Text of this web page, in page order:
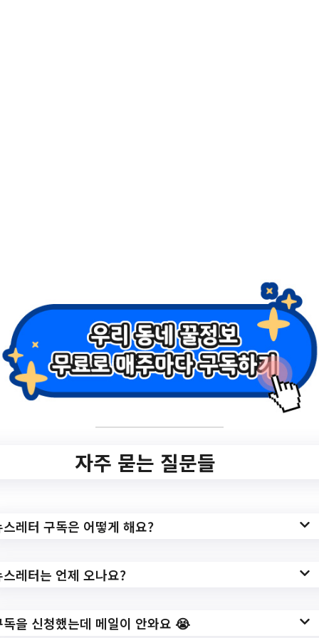
청년 전세보증금반
환보증 보증료 지원
안내
✅ 지원 소식 상세 보기 ▼
https://www.hometip.so/bridge/청년 전세보
NttView.do?
자주 묻는 질문들
스레터 구독은 어떻게 해요?
스레터는 언제 오나요?
독을 신청했는데 메일이 안와요 😭